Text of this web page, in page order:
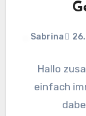
Sabrina
Hallo
einfach